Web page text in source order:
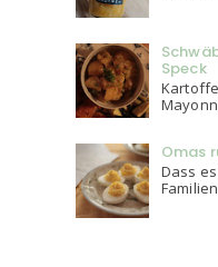
Speck
Omas
Dass